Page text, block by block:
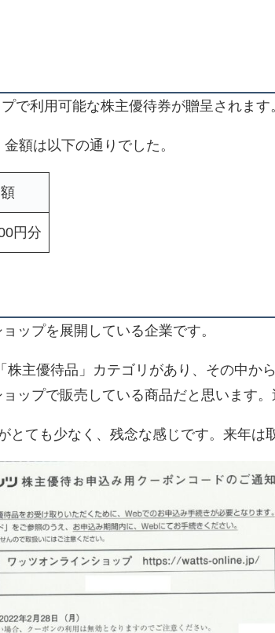
で利用可能な株主優待券が贈呈されます
額は以下の通りでした。
円分
ップを展開している企業です。
株主優待品」カテゴリがあり、その中か
ップで販売している商品だと思います。
とても少なく、残念な感じです。来年は